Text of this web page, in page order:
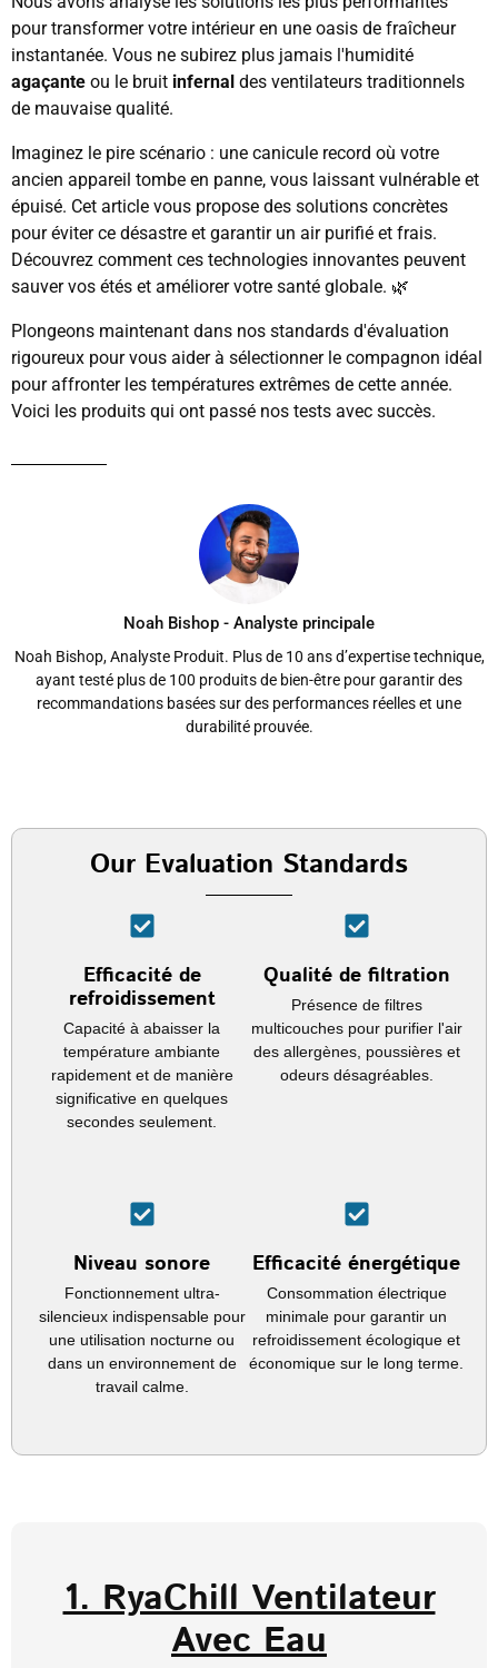
pour transformer votre intérieur en une oasis de fraîcheur
instantanée. Vous ne subirez plus jamais l'humidité
agaçante ou le bruit infernal des ventilateurs traditionnels
de mauvaise qualité.
Imaginez le pire scénario : une canicule record où votre
ancien appareil tombe en panne, vous laissant vulnérable et
épuisé. Cet article vous propose des solutions concrètes
pour éviter ce désastre et garantir un air purifié et frais.
Découvrez comment ces technologies innovantes peuvent
sauver vos étés et améliorer votre santé globale. 🌿
Plongeons maintenant dans nos standards d'évaluation
rigoureux pour vous aider à sélectionner le compagnon idéal
pour affronter les températures extrêmes de cette année.
Voici les produits qui ont passé nos tests avec succès.
Noah Bishop - Analyste principale
Noah Bishop, Analyste Produit. Plus de 10 ans d’expertise technique,
ayant testé plus de 100 produits de bien-être pour garantir des
recommandations basées sur des performances réelles et une
durabilité prouvée.
Our Evaluation Standards
Efficacité de
refroidissement
Capacité à abaisser la
température ambiante
rapidement et de manière
significative en quelques
secondes seulement.
Qualité de filtration
Présence de filtres
multicouches pour purifier l'air
des allergènes, poussières et
odeurs désagréables.
Niveau sonore
Fonctionnement ultra-
silencieux indispensable pour
une utilisation nocturne ou
dans un environnement de
travail calme.
Efficacité énergétique
Consommation électrique
minimale pour garantir un
refroidissement écologique et
économique sur le long terme.
1. RyaChill Ventilateur
Avec Eau